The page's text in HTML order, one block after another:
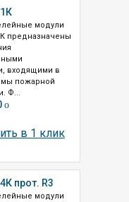
модули
предназначены
входящими в
пожарной
Ф...
o
в 1 клик
прот. R3
модули